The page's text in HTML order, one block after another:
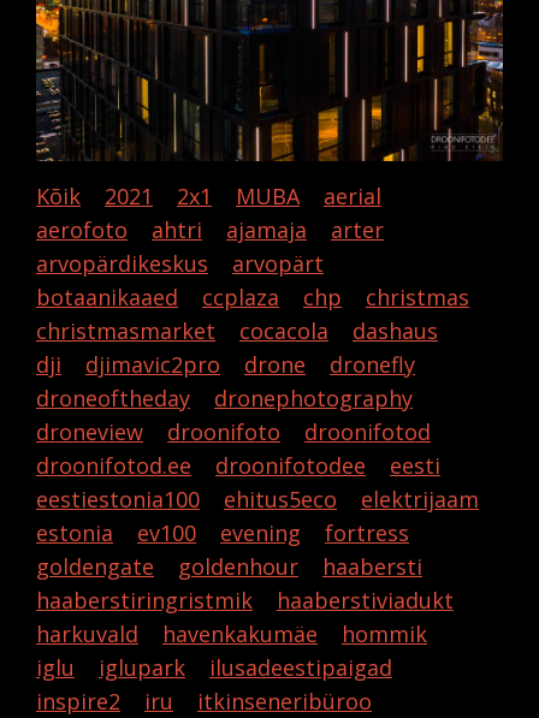
Kõik 2021 2x1 MUBA
aerial
aerofoto
ahtri ajamaja
arter
arvopärdikeskus
arvopärt
botaanikaaed
ccplaza chp
christmas
christmasmarket
cocacola
dashaus
dji
djimavic2pro drone
dronefly
droneoftheday
dronephotography
droneview
droonifoto
droonifotod
droonifotod.ee
droonifotodee
eesti
eestiestonia100
ehitus5eco
elektrijaam
estonia
ev100 evening
fortress
goldengate
goldenhour
haabersti
haaberstiringristmik
haaberstiviadukt
harkuvald
havenkakumäe
hommik
iglu
iglupark
ilusadeestipaigad
inspire2
iru
itkinseneribüroo